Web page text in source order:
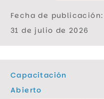
Fecha de publicación:
31 de julio de 2026
Capacitación
Abierto